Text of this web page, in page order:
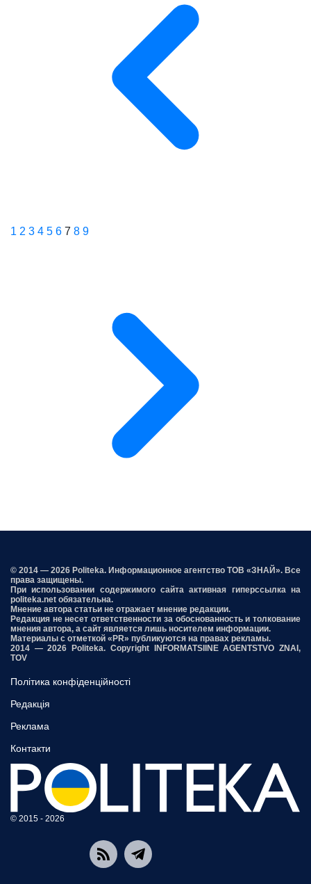
1 2 3 4 5 6 7 8 9
© 2014 — 2026 Politeka. Информационное агентство ТОВ «ЗНАЙ». Все
права защищены.
При использовании содержимого сайта активная гиперссылка на
politeka.net обязательна.
Мнение автора статьи не отражает мнение редакции.
Редакция не несет ответственности за обоснованность и толкование
мнения автора, а сайт является лишь носителем информации.
Материалы с отметкой «PR» публикуются на правах рекламы.
2014 — 2026 Politeka. Copyright INFORMATSIINE AGENTSTVO ZNAI,
TOV
Політика конфіденційності
Редакція
Реклама
Контакти
© 2015 - 2026